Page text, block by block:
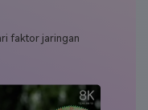
faktor jaringan